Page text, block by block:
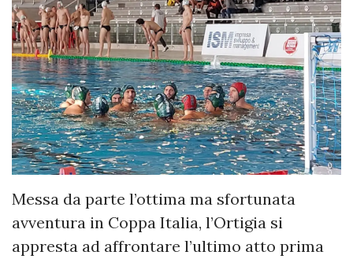
Messa da parte l’ottima ma sfortunata
avventura in Coppa Italia, l’Ortigia si
appresta ad affrontare l’ultimo atto prima